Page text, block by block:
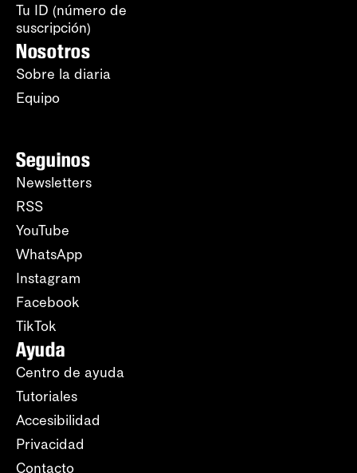
Tu ID (número de
suscripción)
Nosotros
Sobre la diaria
Equipo
Seguinos
Newsletters
RSS
YouTube
WhatsApp
Instagram
Facebook
TikTok
Ayuda
Centro de ayuda
Tutoriales
Accesibilidad
Privacidad
Contacto